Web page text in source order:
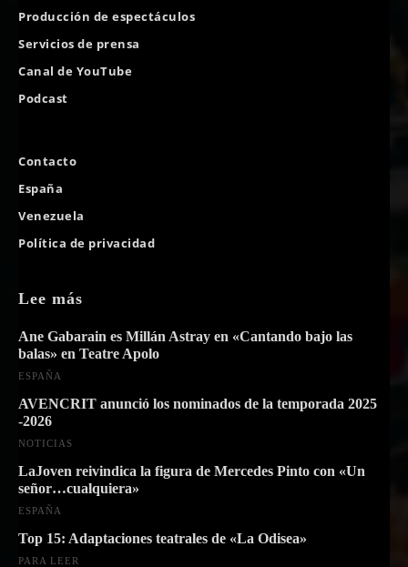
Producción de espectáculos
Servicios de prensa
Canal de YouTube
Podcast
Contacto
España
Venezuela
Política de privacidad
Lee más
Ane Gabarain es Millán Astray en «Cantando bajo las
balas» en Teatre Apolo
ESPAÑA
AVENCRIT anunció los nominados de la temporada 2025
-2026
NOTICIAS
LaJoven reivindica la figura de Mercedes Pinto con «Un
señor…cualquiera»
ESPAÑA
Top 15: Adaptaciones teatrales de «La Odisea»
PARA LEER